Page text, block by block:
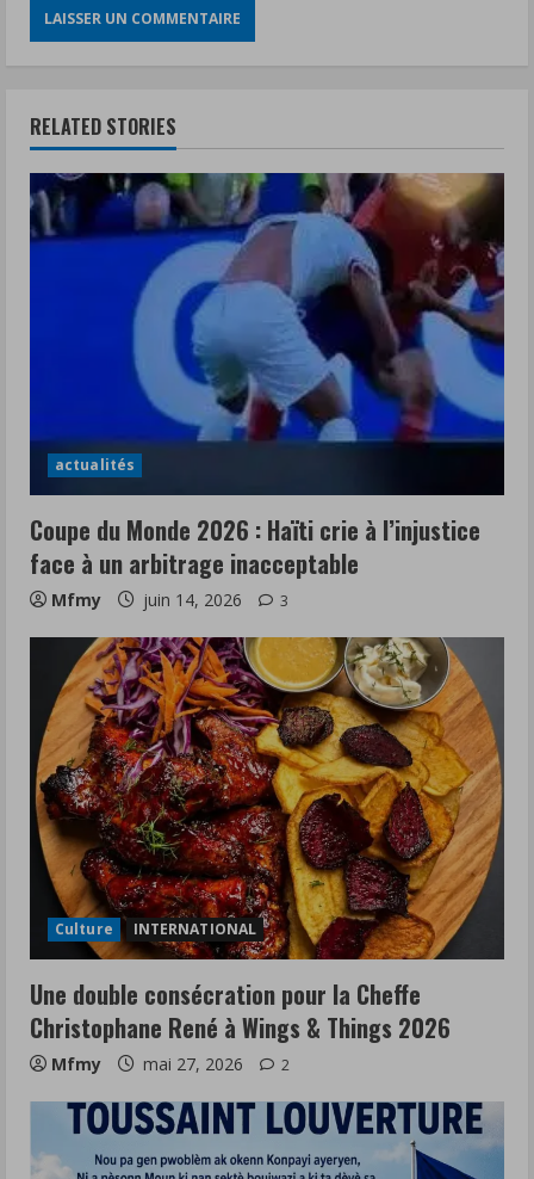
RELATED STORIES
actualités
Coupe du Monde 2026 : Haïti crie à l’injustice
face à un arbitrage inacceptable
Mfmy juin 14, 2026 3
Culture INTERNATIONAL
Une double consécration pour la Cheffe
Christophane René à Wings & Things 2026
Mfmy mai 27, 2026 2